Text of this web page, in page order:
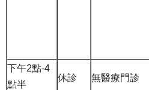
下午2點-4
點半
休診 無醫療門診